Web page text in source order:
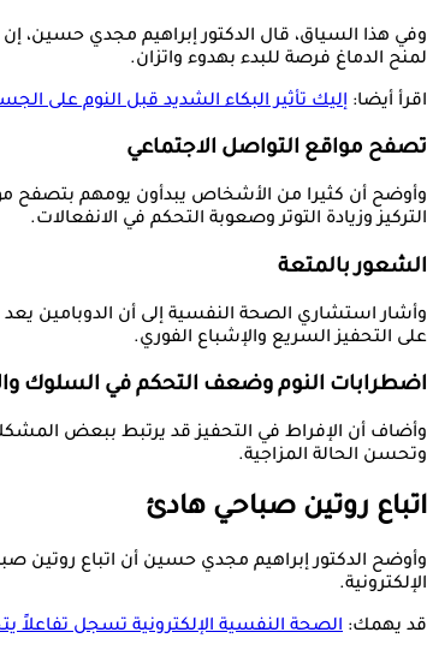
وفي هذا السياق، قال الدكتور إبراهيم مجدي حسين،
لمنح الدماغ فرصة للبدء بهدوء واتزان.
اقرأ أيضا: إليك تأثير البكاء الشديد قبل النوم على
تصفح مواقع التواصل الاجتماعي
وأوضح أن كثيرا من الأشخاص يبدأون يومهم بتصفح
التركيز وزيادة التوتر وصعوبة التحكم في الانفعالات.
الشعور بالمتعة
وأشار استشاري الصحة النفسية إلى أن الدوبامين يعد
على التحفيز السريع والإشباع الفوري.
اضطرابات النوم وضعف التحكم في السلوك
وأضاف أن الإفراط في التحفيز قد يرتبط ببعض
وتحسن الحالة المزاجية.
اتباع روتين صباحي هادئ
وأوضح الدكتور إبراهيم مجدي حسين أن اتباع روتين
الإلكترونية.
قد يهمك: الصحة النفسية الإلكترونية تسجل تفاعلاً يتجاوز 110